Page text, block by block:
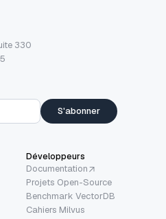
330
S'abonner
Développeurs
Documentation
Projets Open-Source
Benchmark VectorDB
Cahiers Milvus